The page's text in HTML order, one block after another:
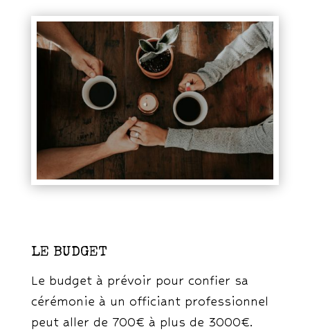
LE BUDGET
Le budget à prévoir pour confier sa
cérémonie à un officiant professionnel
peut aller de 700€ à plus de 3000€.